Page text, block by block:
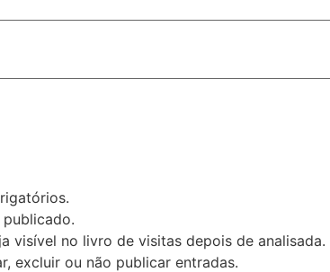
visível no livro de visitas depois de analisada.
excluir ou não publicar entradas.